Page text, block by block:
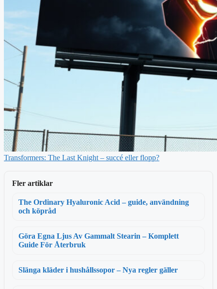
Transformers: The Last Knight – succé eller flopp?
Fler artiklar
The Ordinary Hyaluronic Acid – guide, användning
och köpråd
Göra Egna Ljus Av Gammalt Stearin – Komplett
Guide För Återbruk
Slänga kläder i hushållssopor – Nya regler gäller